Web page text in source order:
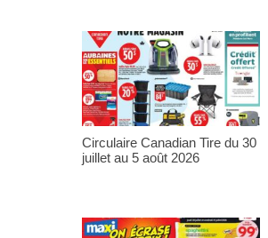
Circulaire Canadian Tire du 30
juillet au 5 août 2026